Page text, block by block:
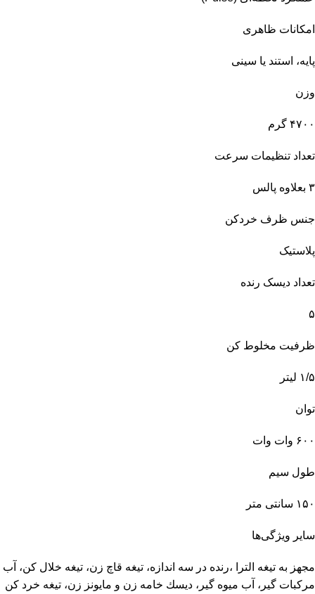
امکانات ظاهری
پایه، استند یا سینی
وزن
۴۷۰۰ گرم
تعداد تنظیمات سرعت
۳ بعلاوه پالس
جنس ظرف خردکن
پلاستیک
تعداد دیسک رنده
۵
ظرفیت مخلوط کن
۱/۵ لیتر
توان
۶۰۰ وات وات
طول سیم
۱۵۰ سانتی متر
سایر ویژگی‌ها
مجهز به تیغه الترا ،رنده در سه اندازه، تيغه قاچ زن، تيغه خلال كن، آب
مركبات گير، آب ميوه گير، ديسك خامه زن و مايونز زن، تيغه خرد كن